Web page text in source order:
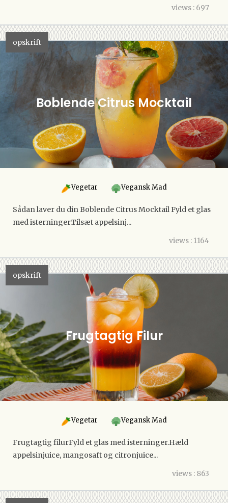
views : 697
opskrift
Boblende Citrus Mocktail
Vegetar Vegansk Mad
Sådan laver du din Boblende Citrus Mocktail Fyld et glas
med isterninger.Tilsæt appelsinj...
views : 1164
opskrift
Frugtagtig Filur
Vegetar Vegansk Mad
Frugtagtig filurFyld et glas med isterninger.Hæld
appelsinjuice, mangosaft og citronjuice...
views : 863